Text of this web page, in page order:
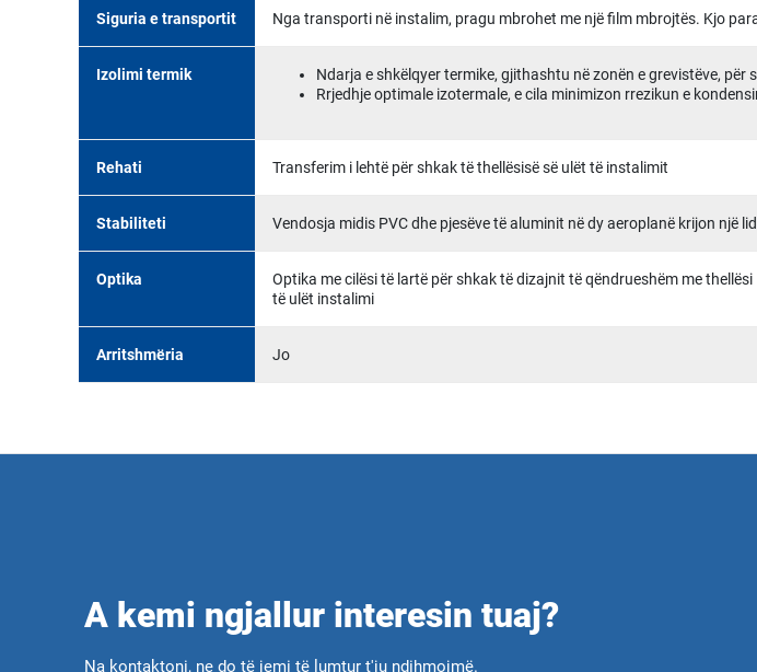
Siguria e transportit Nga transporti në instalim, pragu mbrohet me një film mbrojtës. Kjo
Izolimi termik
Ndarja e shkëlqyer termike, gjithashtu në zonën e grevistëve, për
Rrjedhje optimale izotermale, e cila minimizon rrezikun e
Rehati Transferim i lehtë për shkak të thellësisë së ulët të instalimit
Stabiliteti Vendosja midis PVC dhe pjesëve të aluminit në dy aeroplanë krijon një
Optika
Optika me cilësi të lartë për shkak të dizajnit të qëndrueshëm me thellësi
të ulët instalimi
Arritshmëria Jo
A kemi ngjallur interesin tuaj?
Na kontaktoni, ne do të jemi të lumtur t'ju ndihmojmë.